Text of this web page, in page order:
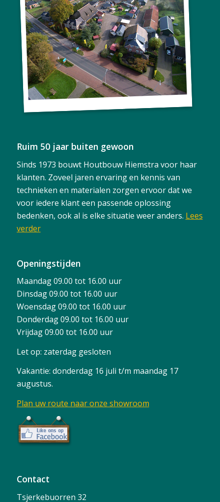
Ruim 50 jaar buiten gewoon
Sinds 1973 bouwt Houtbouw Hiemstra voor haar
klanten. Zoveel jaren ervaring en kennis van
technieken en materialen zorgen ervoor dat we
voor iedere klant een passende oplossing
bedenken, ook al is elke situatie weer anders. Lees
verder
Openingstijden
Maandag 09.00 tot 16.00 uur
Dinsdag 09.00 tot 16.00 uur
Woensdag 09.00 tot 16.00 uur
Donderdag 09.00 tot 16.00 uur
Vrijdag 09.00 tot 16.00 uur
Let op: zaterdag gesloten
Vakantie: donderdag 16 juli t/m maandag 17
augustus.
Plan uw route naar onze showroom
Contact
Tsjerkebuorren 32